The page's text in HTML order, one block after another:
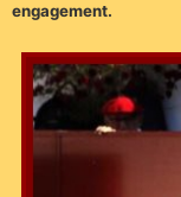
engagement.